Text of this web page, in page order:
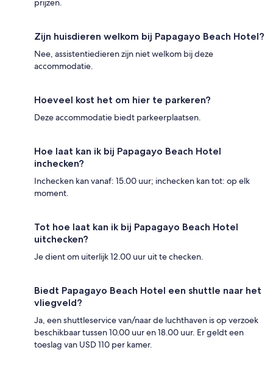
prijzen.
Zijn huisdieren welkom bij Papagayo Beach Hotel?
Nee, assistentiedieren zijn niet welkom bij deze
accommodatie.
Hoeveel kost het om hier te parkeren?
Deze accommodatie biedt parkeerplaatsen.
Hoe laat kan ik bij Papagayo Beach Hotel
inchecken?
Inchecken kan vanaf: 15.00 uur; inchecken kan tot: op elk
moment.
Tot hoe laat kan ik bij Papagayo Beach Hotel
uitchecken?
Je dient om uiterlijk 12.00 uur uit te checken.
Biedt Papagayo Beach Hotel een shuttle naar het
vliegveld?
Ja, een shuttleservice van/naar de luchthaven is op verzoek
beschikbaar tussen 10.00 uur en 18.00 uur. Er geldt een
toeslag van USD 110 per kamer.